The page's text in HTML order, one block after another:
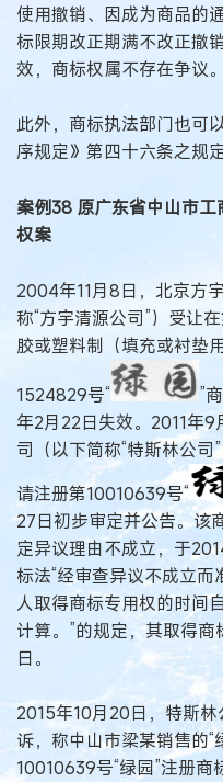
使用撤销、因成为商品的
标限期改正期满不改正撤
效，商标权属不存在争议。
此外，商标执法部门也可
序规定》第四十六条之规
案例38 原广东省中山市工
权案
2004年11月8日，北京方
称“方宇清源公司”）受让
胶或塑料制（填充或衬垫
1524829号“
”
年2月22日失效。2011年
司（以下简称“特斯林公司
请注册第10010639号“
27日初步审定并公告。该
定异议理由不成立，于
标法“经审查异议不成立
人取得商标专用权的时间
计算。”的规定，其取得
日。
2015年10月20日，特斯
诉，称中山市梁某销售的
10010639号“绿园”注册